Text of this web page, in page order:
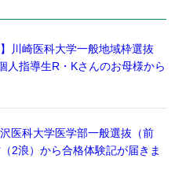
川崎医科大学一般地域枠選抜
人指導生R・Kさんのお母様から
医科大学医学部一般選抜（前
2浪）から合格体験記が届きま